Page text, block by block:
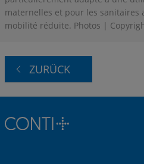
maternelles et pour les sanitaires
mobilité réduite. Photos |
ZURÜCK